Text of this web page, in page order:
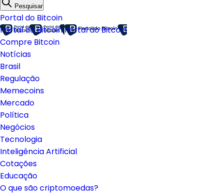
Pesquisar
Portal do Bitcoin
Portal do BitcoinPortal do Bitcoin
Compre Bitcoin
Notícias
Brasil
Regulação
Memecoins
Mercado
Política
Negócios
Tecnologia
Inteligência Artificial
Cotações
Educação
O que são criptomoedas?